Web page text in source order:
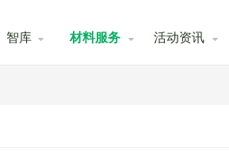
智库 材料服务 活动资讯